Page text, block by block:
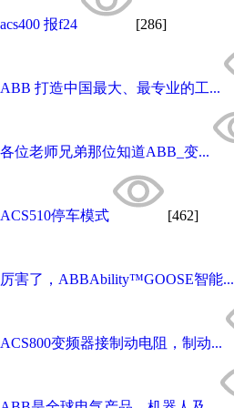
acs400 报f24 [286]
ABB 打造中国最大、最专业的工...
各位老师兄弟那位知道ABB_变...
ACS510停车模式 [462]
厉害了，ABBAbility™GOOSE智能...
ACS800变频器接制动电阻，制动...